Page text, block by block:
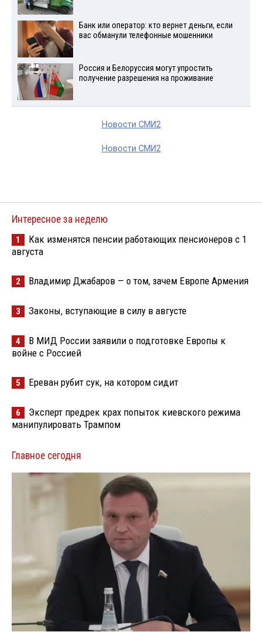
Банк или оператор: кто вернет деньги, если
вас обманули телефонные мошенники
Россия и Белоруссия могут упростить
получение разрешения на проживание
Новости СМИ2
Новости СМИ2
Интересное за неделю
1
Как изменятся пенсии работающих пенсионеров с 1
августа
2 Владимир Джабаров — о том, зачем Европе Армения
3 Законы, вступающие в силу в августе
4
В МИД России заявили о подготовке Европы к
войне с Россией
5 Ереван рубит сук, на котором сидит
6
Эксперт предрек крах попыток киевского режима
манипулировать Трампом
Главное сегодня